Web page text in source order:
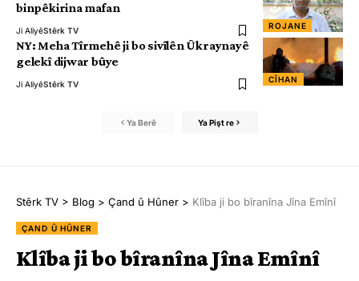
ROJANE
binpêkirina mafan
Ji AliyêStêrk TV
CÎHAN
NY: Meha Tîrmehê ji bo sivîlên Ûkraynayê
gelekî dijwar bûye
Ji AliyêStêrk TV
Ya Berê Ya Pişt re
Stêrk TV > Blog > Çand û Hûner > Klîba ji bo bîranîna Jîna Emînî
ÇAND Û HÛNER
Klîba ji bo bîranîna Jîna Emînî